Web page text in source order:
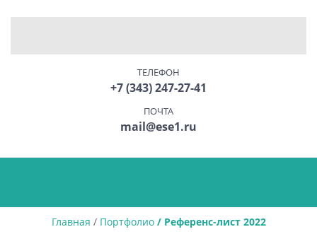
ТЕЛЕФОН
+7 (343) 247-27-41
ПОЧТА
mail@ese1.ru
Главная / Портфолио/ Референс-лист 2022